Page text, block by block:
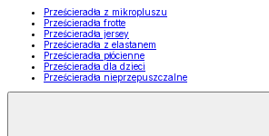
Prześcieradła z mikropluszu
Prześcieradła frotte
Prześcieradła jersey
Prześcieradła z elastanem
Prześcieradła płócienne
Prześcieradła dla dzieci
Prześcieradła nieprzepuszczalne